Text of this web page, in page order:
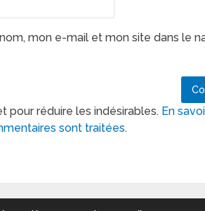
mon e-mail et mon site dans le
pour réduire les indésirables. En
sont traitées.